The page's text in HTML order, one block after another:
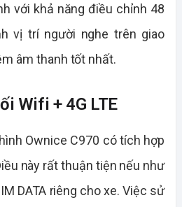
với khả năng điều chỉnh 48
vị trí người nghe trên giao
âm thanh tốt nhất.
Wifi + 4G LTE
Ownice C970 có tích hợp
này rất thuận tiện nếu như
DATA riêng cho xe. Việc sử